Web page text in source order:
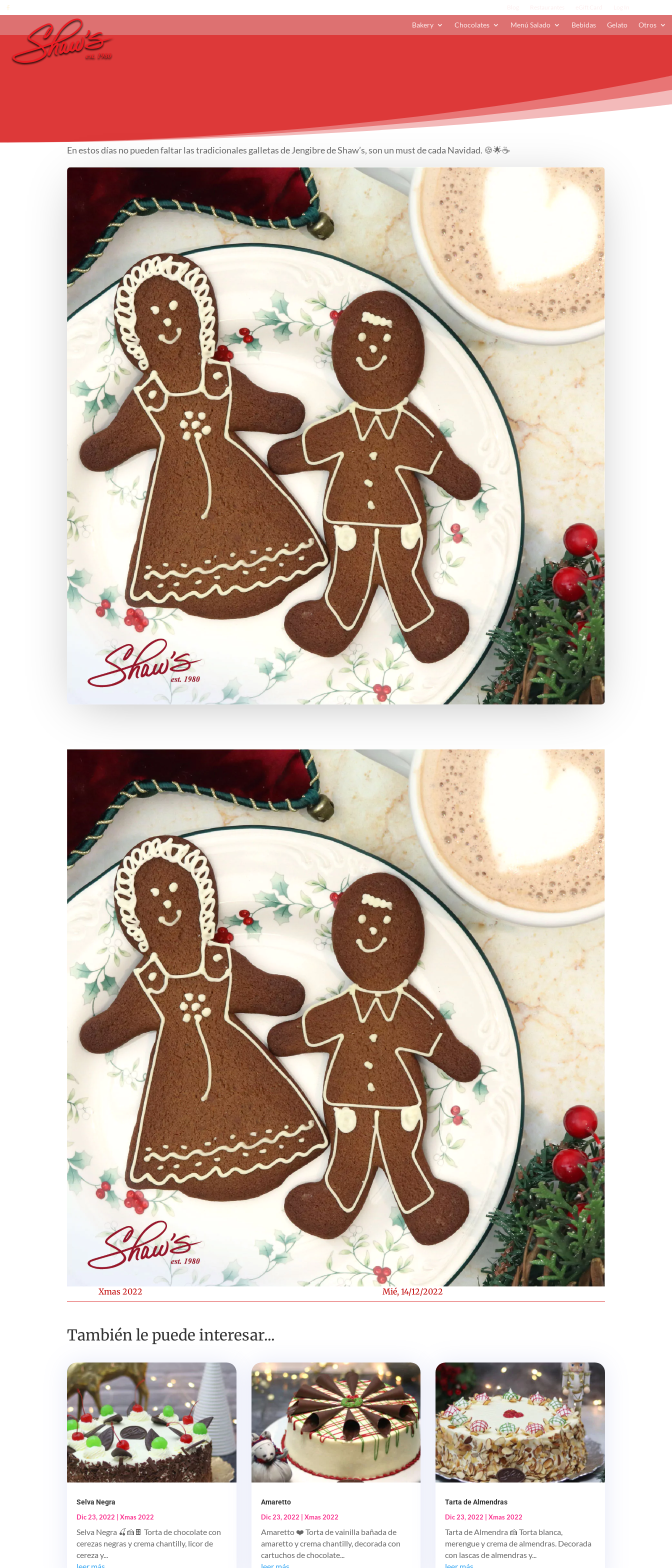
Bakery Chocolates Menú Salado Bebidas Gelato Otros
En estos días no pueden faltar las tradicionales galletas de Jengibre de Shaw’s, son un must de cada Navidad. 🍪🌟☕
Xmas 2022 Mié, 14/12/2022
También le puede interesar...
Selva Negra
Dic 23, 2022 |Xmas 2022
Selva Negra 🍒🍰🍫 Torta de chocolate con
cerezas negras y crema chantilly, licor de
cereza y...
Amaretto
Dic 23, 2022
Xmas 2022
Amaretto ❤️ Torta de vainilla bañada de
amaretto y crema chantilly, decorada con
cartuchos de chocolate...
Tarta de Almendras
Dic 23, 2022 |Xmas 2022
Tarta de Almendra 🍰 Torta blanca,
merengue y crema de almendras. Decorada
con lascas de almendras y...